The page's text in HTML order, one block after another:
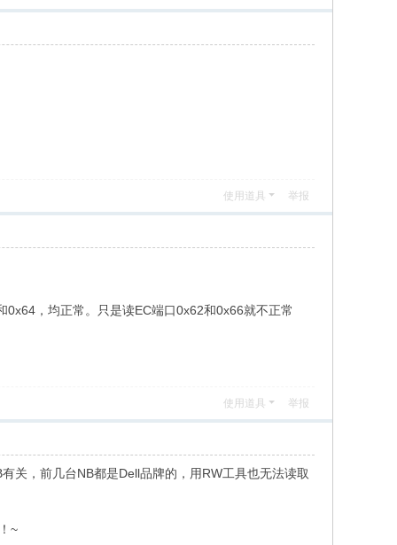
使用道具 举报
，均正常。只是读EC端口0x62和0x66就不正常
使用道具 举报
关，前几台NB都是Dell品牌的，用RW工具也无法读取
~